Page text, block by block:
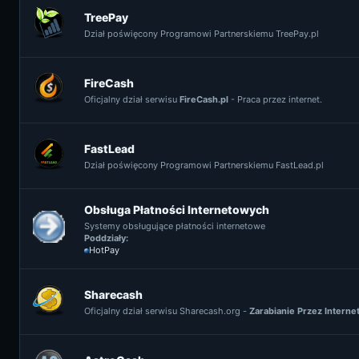
TreePay
Dział poświęcony Programowi Partnerskiemu TreePay.pl
FireCash
Oficjalny dział serwisu FireCash.pl - Praca przez internet.
FastLead
Dział poświęcony Programowi Partnerskiemu FastLead.pl
Obsługa Płatności Internetowych
Systemy obsługujące płatności internetowe
Poddziały:
HotPay
Sharecash
Oficjalny dział serwisu Sharecash.org - Zarabianie Przez Internet